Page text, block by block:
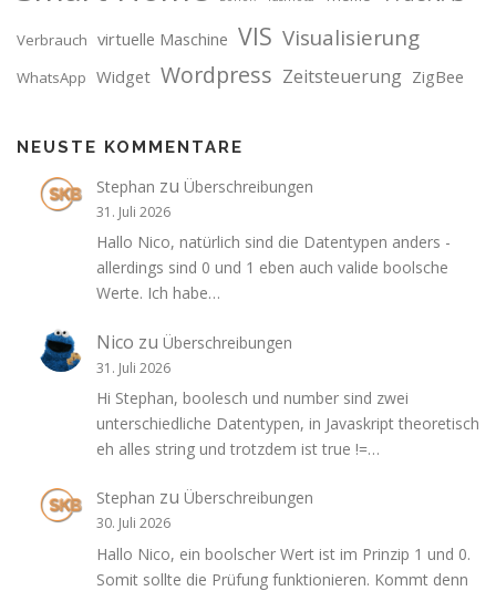
Verbrauch virtuelle Maschine VIS Visualisierung
WhatsApp Widget Wordpress Zeitsteuerung ZigBee
NEUSTE KOMMENTARE
Stephan zu Überschreibungen
31. Juli 2026
Hallo Nico, natürlich sind die Datentypen anders -
allerdings sind 0 und 1 eben auch valide boolsche
Werte. Ich habe…
Nico zu Überschreibungen
31. Juli 2026
Hi Stephan, boolesch und number sind zwei
unterschiedliche Datentypen, in Javaskript theoretisch
eh alles string und trotzdem ist true !=…
Stephan zu Überschreibungen
30. Juli 2026
Hallo Nico, ein boolscher Wert ist im Prinzip 1 und 0.
Somit sollte die Prüfung funktionieren. Kommt denn